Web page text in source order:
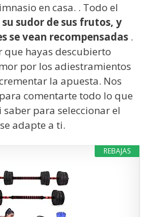
en casa. . Todo el
su sudor de sus frutos, y
se vean recompensadas .
que hayas descubierto
por los adiestramientos
la apuesta. Nos
comentarte todo lo que
para seleccionar el
adapte a ti.
REBAJAS